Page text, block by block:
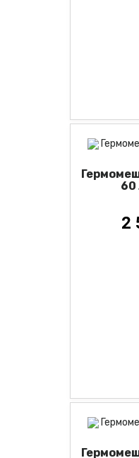
60
2